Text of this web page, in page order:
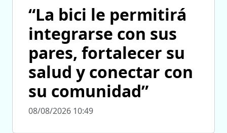
“La bici le permitirá
integrarse con sus
pares, fortalecer su
salud y conectar con
su comunidad”
08/08/2026 10:49